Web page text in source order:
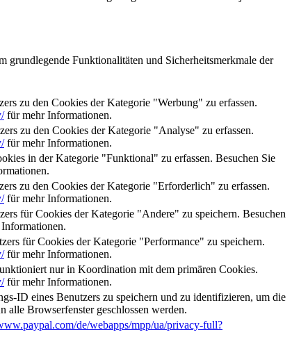
grundlegende Funktionalitäten und Sicherheitsmerkmale der
zu den Cookies der Kategorie "Werbung" zu erfassen.
für mehr Informationen.
zu den Cookies der Kategorie "Analyse" zu erfassen.
für mehr Informationen.
in der Kategorie "Funktional" zu erfassen. Besuchen Sie
zu den Cookies der Kategorie "Erforderlich" zu erfassen.
für mehr Informationen.
für Cookies der Kategorie "Andere" zu speichern. Besuchen
für Cookies der Kategorie "Performance" zu speichern.
für mehr Informationen.
nur in Koordination mit dem primären Cookies.
für mehr Informationen.
ID eines Benutzers zu speichern und zu identifizieren, um die
Browserfenster geschlossen werden.
de/webapps/mpp/ua/privacy-full?